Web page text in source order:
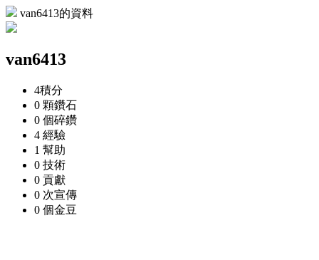
van6413的資料
van6413
4積分
0 顆鑽石
0 個碎鑽
4 經驗
1 幫助
0 技術
0 貢獻
0 次宣傳
0 個金豆